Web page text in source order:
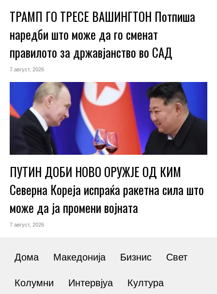
ТРАМП ГО ТРЕСЕ ВАШИНГТОН Потпиша
наредби што може да го сменат
правилото за државјанство во САД
7 август, 2026
ПУТИН ДОБИ НОВО ОРУЖЈЕ ОД КИМ
Северна Кореја испраќа ракетна сила што
може да ја промени војната
7 август, 2026
Дома Македонија Бизнис Свет
Колумни Интервјуа Култура